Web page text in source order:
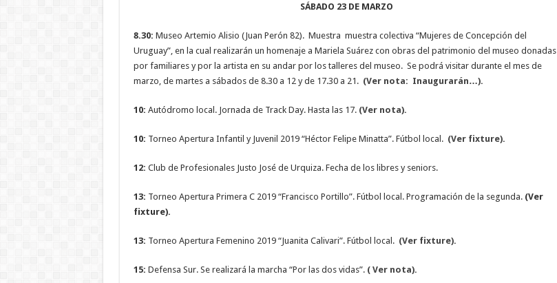
SÁBADO 23 DE MARZO
8.30: Museo Artemio Alisio (Juan Perón 82). Muestra muestra colectiva “Mujeres de Concepción del
Uruguay”, en la cual realizarán un homenaje a Mariela Suárez con obras del patrimonio del museo donadas
por familiares y por la artista en su andar por los talleres del museo. Se podrá visitar durante el mes de
marzo, de martes a sábados de 8.30 a 12 y de 17.30 a 21. (Ver nota: Inaugurarán…).
10: Autódromo local. Jornada de Track Day. Hasta las 17. (Ver nota).
10: Torneo Apertura Infantil y Juvenil 2019 “Héctor Felipe Minatta”. Fútbol local. (Ver fixture).
12: Club de Profesionales Justo José de Urquiza. Fecha de los libres y seniors.
13: Torneo Apertura Primera C 2019 “Francisco Portillo”. Fútbol local. Programación de la segunda.(Ver
fixture).
13: Torneo Apertura Femenino 2019 “Juanita Calivari”. Fútbol local. (Ver fixture).
15: Defensa Sur. Se realizará la marcha “Por las dos vidas”.( Ver nota).